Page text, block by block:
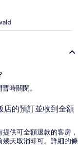
時關閉。
店的預訂並收到全額
供可全額退款的客房，
天取消即可。詳細的條